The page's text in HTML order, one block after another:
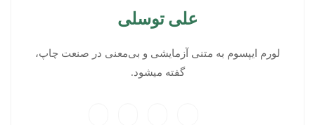
علی توسلی
لورم ایپسوم به متنی آزمایشی و بی‌معنی در صنعت چاپ،
گفته میشود.